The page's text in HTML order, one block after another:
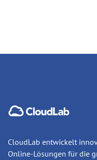
CloudLab entwickelt
Online-Lösungen für die